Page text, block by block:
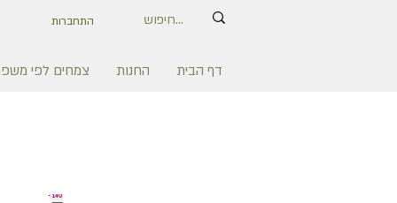
התחברות
דף הבית החנות צמחים לפי